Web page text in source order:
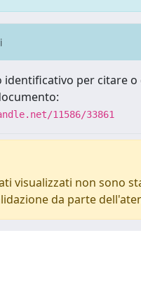
identificativo per citare o
11586/33861
visualizzati non sono
da parte